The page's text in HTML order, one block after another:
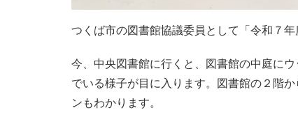
つくば市の図書館協議委員として「令和７
今、中央図書館に行くと、図書館の中庭に
でいる様子が目に入ります。図書館の２階
ンもわかります。